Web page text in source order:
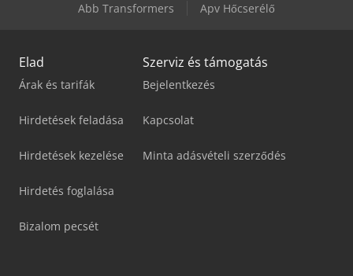
Abb Transformers
Apv Hőcserélő
Elad
Árak és tarifák
Hirdetések feladása
Hirdetések kezelése
Hirdetés foglalása
Bizalom pecsét
Szerviz és támogatás
Bejelentkezés
Kapcsolat
Minta adásvételi szerződés